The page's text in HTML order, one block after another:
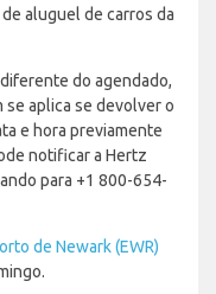
aluguel de carros da
do agendado,
se aplica se devolver o
e hora previamente
notificar a Hertz
para +1 800-654-
de Newark (EWR)